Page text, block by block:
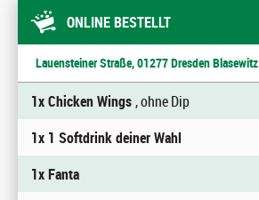
ONLINE BESTELLT
Lauensteiner Straße, 01277 Dresden Blasewitz
1x Chicken Wings, ohne Dip
1x 1 Softdrink deiner Wahl
1x Fanta